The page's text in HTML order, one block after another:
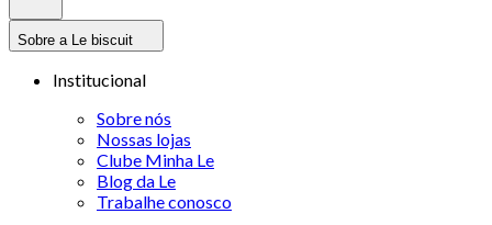
Sobre a Le biscuit
Institucional
Sobre nós
Nossas lojas
Clube Minha Le
Blog da Le
Trabalhe conosco